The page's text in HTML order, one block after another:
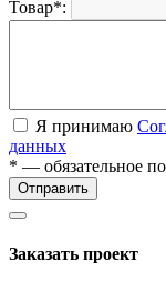
Товар*:
Я принимаю
данных
* — обязательное
Отправить
Заказать проект